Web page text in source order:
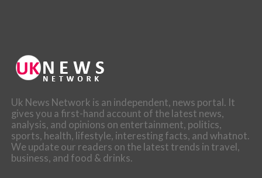
Uk News Network is an independent, news portal. It
gives you a first-hand account of the latest news,
analysis, and opinions on entertainment, politics,
sports, health, lifestyle, interesting facts, and whatnot.
We update our readers on the latest trends in travel,
business, and food & drinks.